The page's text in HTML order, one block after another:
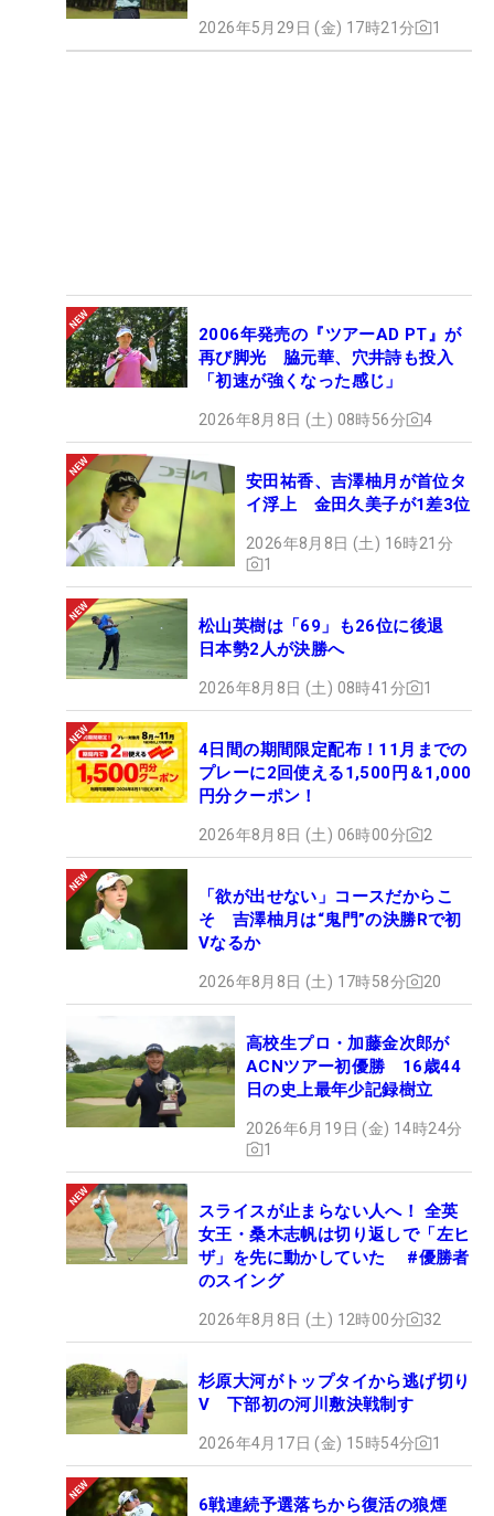
2026年5月29日 (金) 17時21分 1
2006年発売の『ツアーAD PT』が
再び脚光 脇元華、穴井詩も投入
「初速が強くなった感じ」
2026年8月8日 (土) 08時56分 4
安田祐香、吉澤柚月が首位タ
イ浮上 金田久美子が1差3位
2026年8月8日 (土) 16時21分
1
松山英樹は「69」も26位に後退
日本勢2人が決勝へ
2026年8月8日 (土) 08時41分 1
4日間の期間限定配布！11月までの
プレーに2回使える1,500円＆1,000
円分クーポン！
2026年8月8日 (土) 06時00分 2
「欲が出せない」コースだからこ
そ 吉澤柚月は“鬼門”の決勝Rで初
Vなるか
2026年8月8日 (土) 17時58分 20
高校生プロ・加藤金次郎が
ACNツアー初優勝 16歳44
日の史上最年少記録樹立
2026年6月19日 (金) 14時24分
1
スライスが止まらない人へ！ 全英
女王・桑木志帆は切り返しで「左ヒ
ザ」を先に動かしていた #優勝者
のスイング
2026年8月8日 (土) 12時00分 32
杉原大河がトップタイから逃げ切り
V 下部初の河川敷決戦制す
2026年4月17日 (金) 15時54分 1
6戦連続予選落ちから復活の狼煙